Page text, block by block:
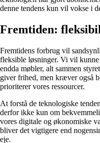
denne tendens kun vil vokse i
Fremtiden:
Fremtidens forbrug vil
fleksible løsninger. Vi vil
endda møbler, alt sammen
giver frihed, men kræver også
prioriterer vores ressourcer.
At forstå de teknologiske
derfor ikke kun om
vores digitale og økonomiske
bliver det vigtigere end
eje.